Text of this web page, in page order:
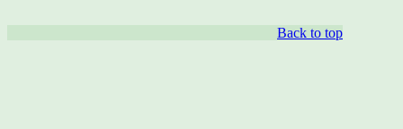
Back to top